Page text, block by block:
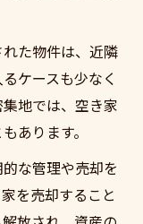
た物件は、近隣
ケースも少なく
地では、空き家
あります。
な管理や売却を
を売却すること